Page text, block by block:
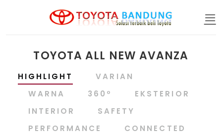
TOYOTA ALL NEW AVANZA
HIGHLIGHT
VARIAN
WARNA
360º
EKSTERIOR
INTERIOR
SAFETY
PERFORMANCE
CONNECTED